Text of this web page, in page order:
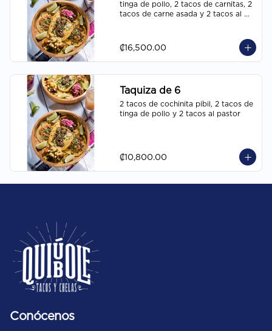
tinga de pollo, 2 tacos de carnitas, 2
tacos de carne asada y 2 tacos al
₡16,500.00
Taquiza de 6
2 tacos de cochinita pibil, 2 tacos de
tinga de pollo y 2 tacos al pastor
₡10,800.00
Conócenos